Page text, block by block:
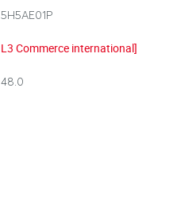
5H5AE01P
L3 Commerce international]
48.0